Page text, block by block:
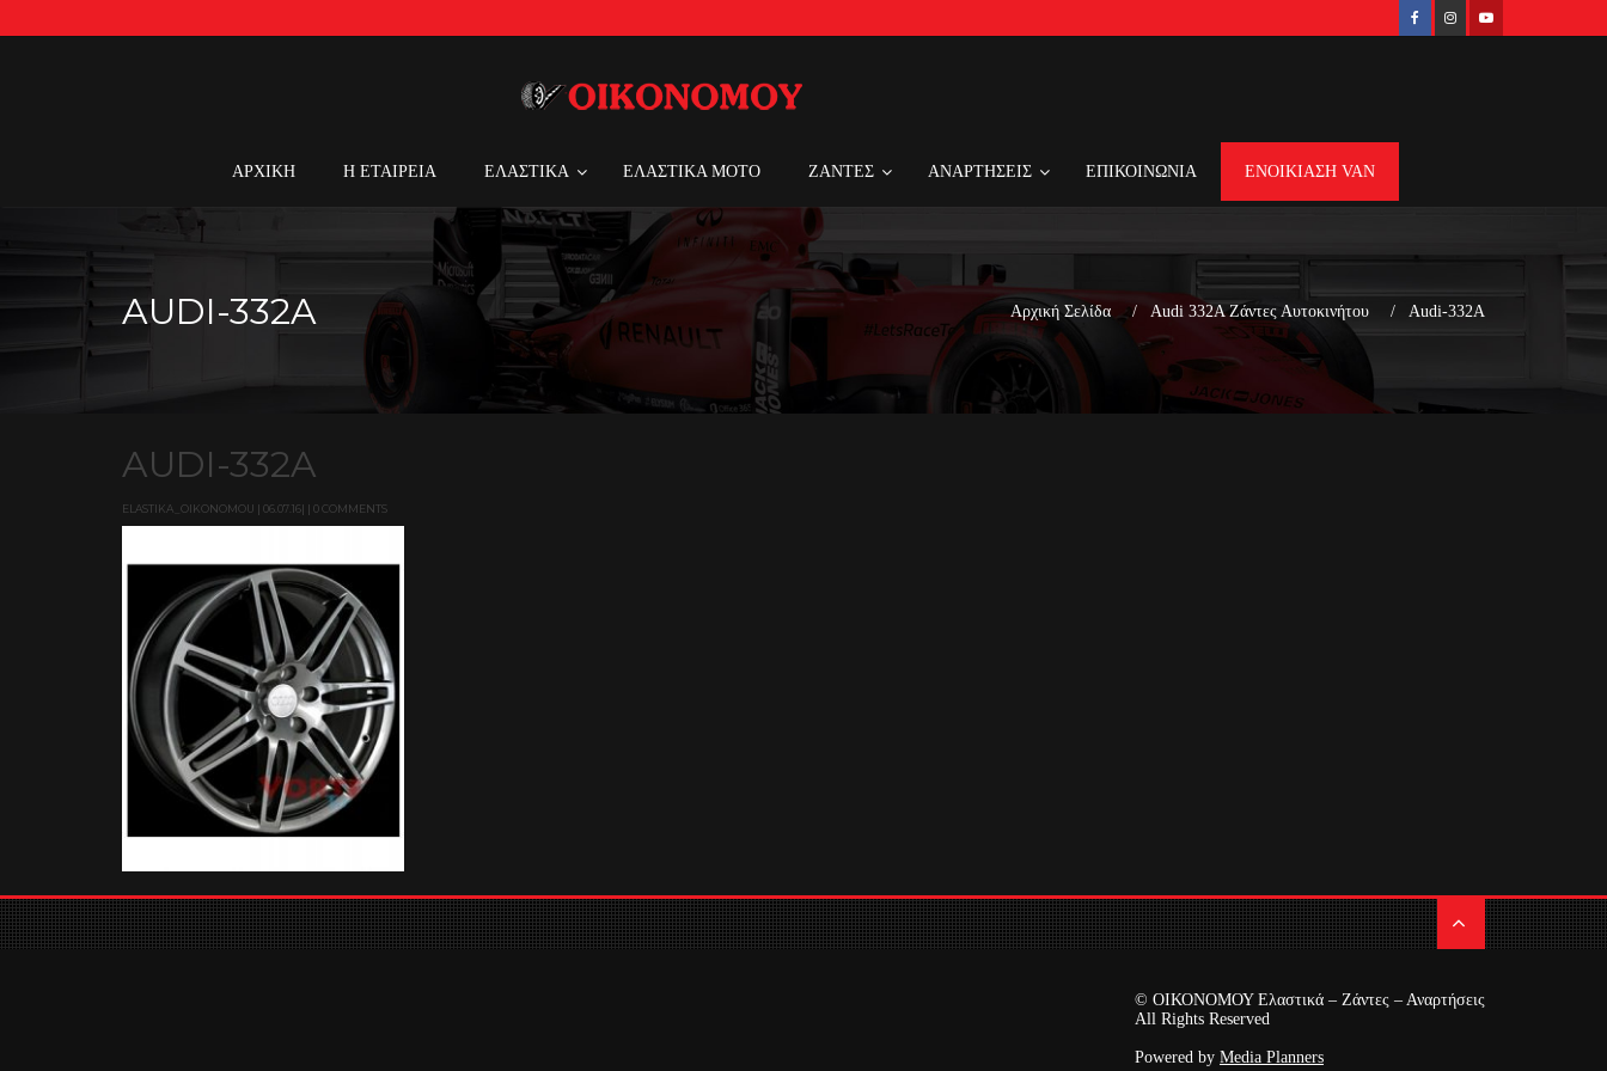
ΑΡΧΙΚΗ Η ΕΤΑΙΡΕΙΑ ΕΛΑΣΤΙΚΑ ΕΛΑΣΤΙΚΑ MOTO ΖΑΝΤΕΣ ΑΝΑΡΤΗΣΕΙΣ ΕΠΙΚΟΙΝΩΝΙΑ ΕΝΟΙΚΙΑΣΗ VAN
AUDI-332A Αρχική Σελίδα Audi 332A Ζάντες Αυτοκινήτου Audi-332A
AUDI-332A
ELASTIKA_OIKONOMOU | 06.07.16| | 0 COMMENTS
© ΟΙΚΟΝΟΜΟΥ Ελαστικά – Ζάντες – Αναρτήσεις
All Rights Reserved
Powered by Media Planners